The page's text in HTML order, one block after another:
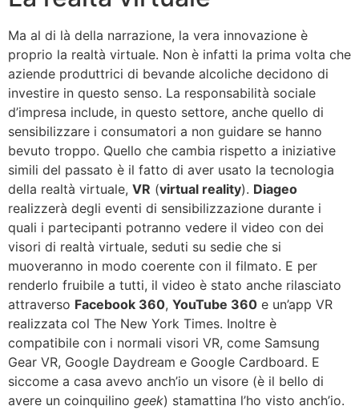
Ma al di là della narrazione, la vera innovazione è
proprio la realtà virtuale. Non è infatti la prima volta che
aziende produttrici di bevande alcoliche decidono di
investire in questo senso. La responsabilità sociale
d’impresa include, in questo settore, anche quello di
sensibilizzare i consumatori a non guidare se hanno
bevuto troppo. Quello che cambia rispetto a iniziative
simili del passato è il fatto di aver usato la tecnologia
della realtà virtuale, VR (virtual reality). Diageo
realizzerà degli eventi di sensibilizzazione durante i
quali i partecipanti potranno vedere il video con dei
visori di realtà virtuale, seduti su sedie che si
muoveranno in modo coerente con il filmato. E per
renderlo fruibile a tutti, il video è stato anche rilasciato
attraverso Facebook 360, YouTube 360 e un’app VR
realizzata col The New York Times. Inoltre è
compatibile con i normali visori VR, come Samsung
Gear VR, Google Daydream e Google Cardboard. E
siccome a casa avevo anch’io un visore (è il bello di
avere un coinquilino geek) stamattina l’ho visto anch’io.